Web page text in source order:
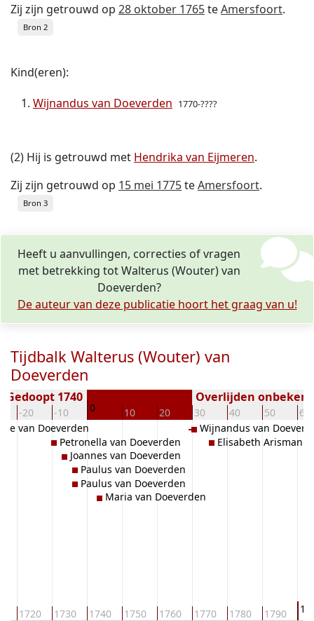
Zij zijn getrouwd op 28 oktober 1765teAmersfoort.
Bron 2
Kind(eren):
Wijnandus van Doeverden 1770-????
(2) Hij is getrouwd met Hendrika van Eijmeren.
Zij zijn getrouwd op 15 mei 1775teAmersfoort.
Bron 3
Heeft u aanvullingen, correcties of vragen
met betrekking tot Walterus (Wouter) van
Doeverden?
De auteur van deze publicatie hoort het graag van u!
Tijdbalk Walterus (Wouter) van
Doeverden
-20 -10 0 10 20 30 40 50 60
Gedoopt 1740 Overlijden
1720 1730 1740 1750 1760 1770 1780 1790
van Doeverden
Petronella van Doeverden
Joannes van Doeverden
Paulus van Doeverden
Paulus van Doeverden
Maria van Doeverden
Wijnandus van
Elisabeth Arisman